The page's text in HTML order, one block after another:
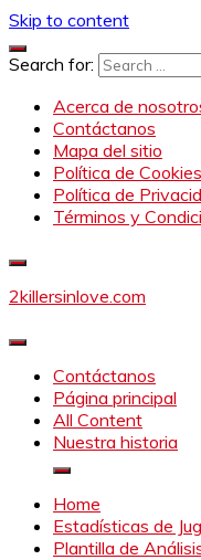
Skip to content
Search for:
Acerca de
Contáctanos
Mapa del sitio
Política de Cookies
Política de
Términos y
2killersinlove.com
Contáctanos
Página principal
All Content
Nuestra historia
Home
Estadísticas de
Plantilla de